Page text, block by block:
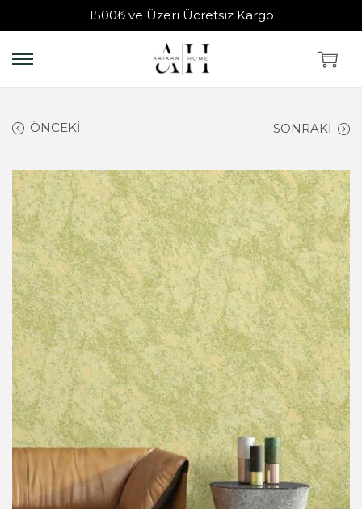
1500₺ ve Üzeri Ücretsiz Kargo
ÖNCEKI SONRAKI